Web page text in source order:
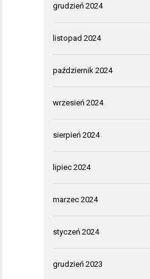
grudzień 2024
listopad 2024
październik 2024
wrzesień 2024
sierpień 2024
lipiec 2024
marzec 2024
styczeń 2024
grudzień 2023